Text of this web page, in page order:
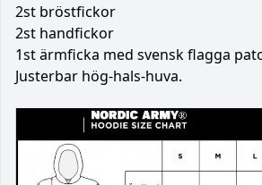
2st bröstfickor
2st handfickor
1st ärmficka med svensk flagga
Justerbar hög-hals-huva.